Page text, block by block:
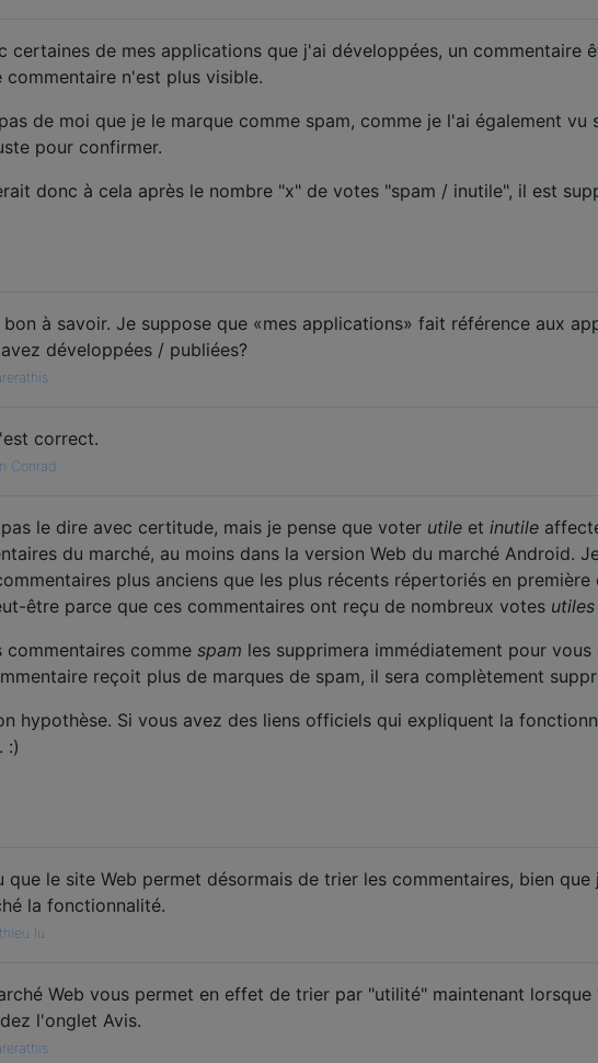
certaines de mes applications que j'ai développées, un commentaire
commentaire n'est plus visible.
de moi que je le marque comme spam, comme je l'ai également vu
pour confirmer.
donc à cela après le nombre "x" de votes "spam / inutile", il est
bon à savoir. Je suppose que «mes applications» fait référence aux
développées / publiées?
correct.
Conrad
le dire avec certitude, mais je pense que voter utile et inutile
du marché, au moins dans la version Web du marché Android.
plus anciens que les plus récents répertoriés en première
être parce que ces commentaires ont reçu de nombreux votes utiles
commentaires comme spam les supprimera immédiatement pour
reçoit plus de marques de spam, il sera complètement
hypothèse. Si vous avez des liens officiels qui expliquent la
:)
que le site Web permet désormais de trier les commentaires, bien que
la fonctionnalité.
lu
Web vous permet en effet de trier par "utilité" maintenant lorsque
l'onglet Avis.